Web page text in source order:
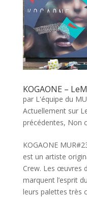
KOGAONE –
par L'équipe du
Actuellement sur
précédentes, Non
KOGAONE
est un artiste
Crew. Les œuvres
marquent l’esprit
leurs palettes très